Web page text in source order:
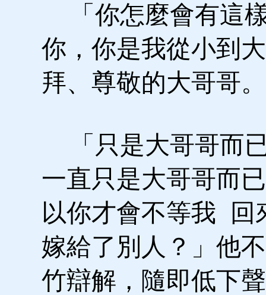
「你怎麼會有這
你，你是我從小到
拜、尊敬的大哥哥
「只是大哥哥而
一直只是大哥哥而
以你才會不等我 回
嫁給了別人？」他
竹辯解，隨即低下